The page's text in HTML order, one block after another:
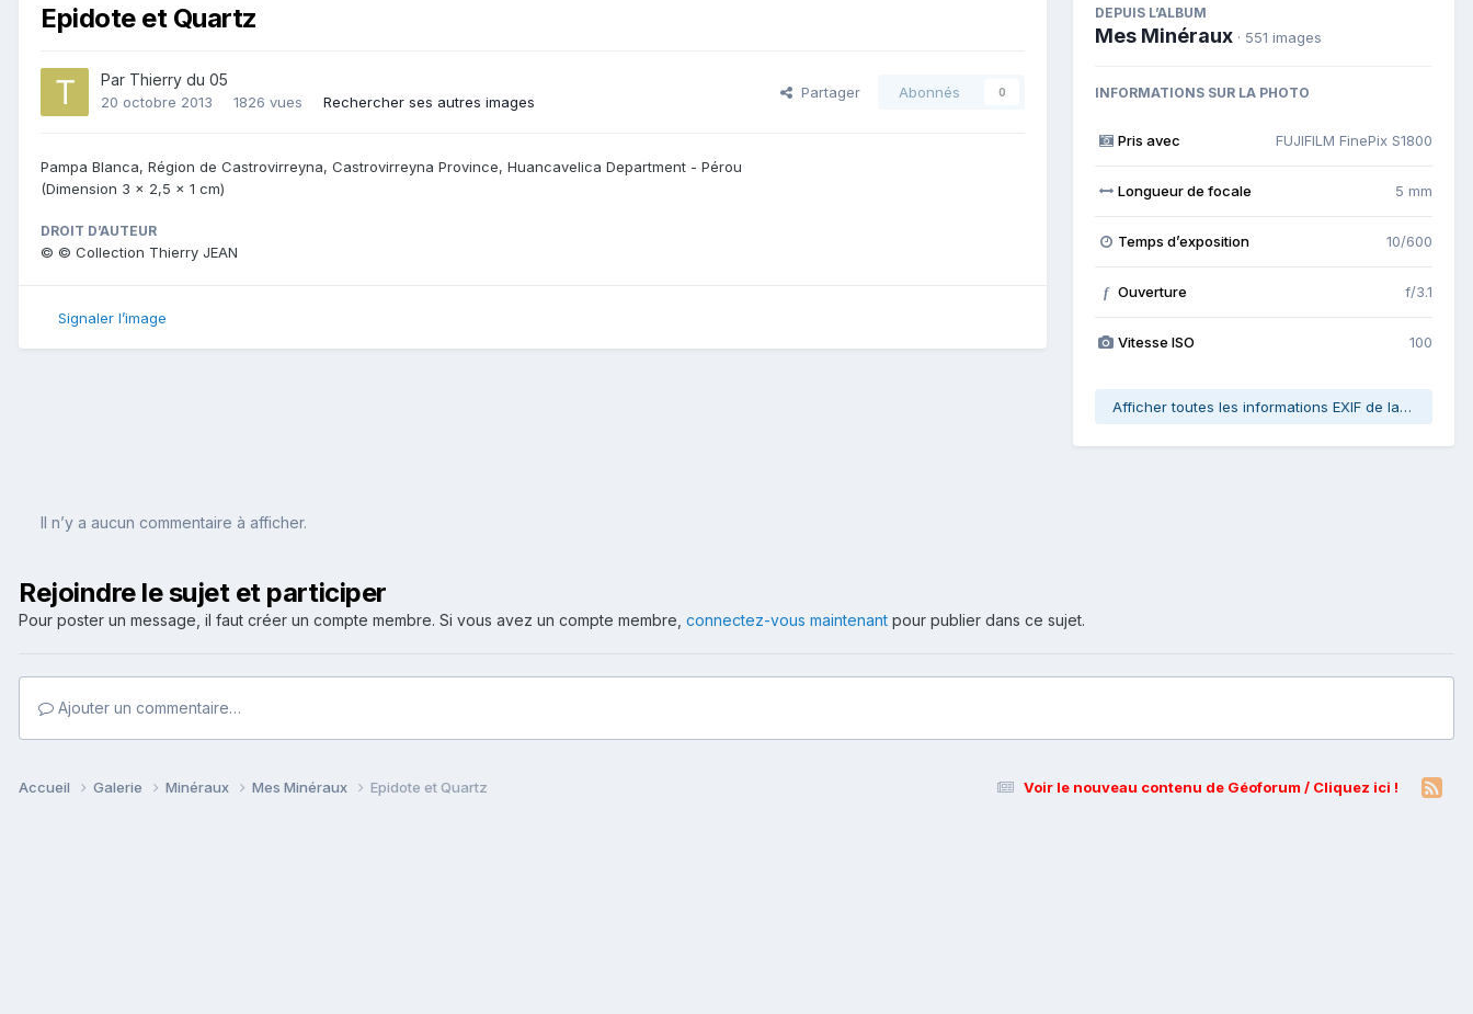
Epidote et Quartz
Par Thierry du 05
20 octobre 2013 1826 vues Rechercher ses autres images
Partager Abonnés 0
Pampa Blanca, Région de Castrovirreyna, Castrovirreyna Province, Huancavelica Department - Pérou
(Dimension 3 x 2,5 x 1 cm)
DROIT D’AUTEUR
© © Collection Thierry JEAN
Signaler l’image
DEPUIS L’ALBUM
Mes Minéraux · 551 images
INFORMATIONS SUR LA PHOTO
Pris avec FUJIFILM FinePix S1800
Longueur de focale 5 mm
Temps d’exposition 10/600
f Ouverture f/3.1
Vitesse ISO 100
Afficher toutes les informations EXIF de la photo
Il n’y a aucun commentaire à afficher.
Rejoindre le sujet et participer
Pour poster un message, il faut créer un compte membre. Si vous avez un compte membre, connectez-vous maintenant pour publier dans ce sujet.
Ajouter un commentaire…
Voir le nouveau contenu de Géoforum / Cliquez ici !
Accueil Galerie Minéraux Mes Minéraux Epidote et Quartz